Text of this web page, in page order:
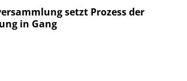
setzt Prozess der
in Gang